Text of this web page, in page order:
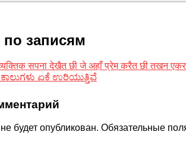
по записям
सपना देखैत छी जे अहाँ प्रेम करैत छी तखन
ಏಕೆ ಉರಿಯುತ್ತಿವೆ
будет опубликован. Обязательные